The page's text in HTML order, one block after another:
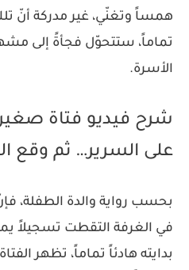
همساً وتغنّي، غير مدركة أنّ
تماماً، ستتحوّل فجأةً إلى
الأسرة.
شرح فيديو فتاة
على السرير… ثم وقع
بحسب رواية والدة الطفلة، فإنّ
في الغرفة التقطت تسجيلاً
بدايته هادئاً تماماً، تظهر